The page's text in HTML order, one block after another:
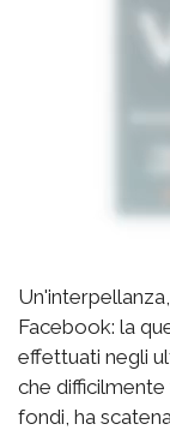
Facebook: la
effettuati negli
che
fondi, ha